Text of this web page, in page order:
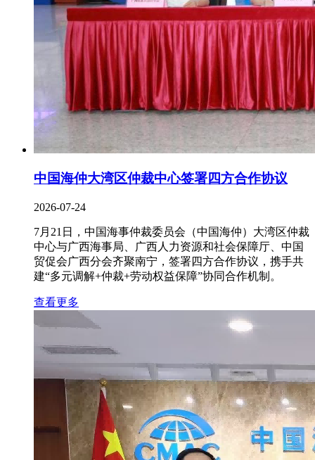
中国海仲大湾区仲裁中心签署四方合作协议
2026-07-24
7月21日，中国海事仲裁委员会（中国海仲）大湾区仲裁
中心与广西海事局、广西人力资源和社会保障厅、中国
贸促会广西分会齐聚南宁，签署四方合作协议，携手共
建“多元调解+仲裁+劳动权益保障”协同合作机制。
查看更多